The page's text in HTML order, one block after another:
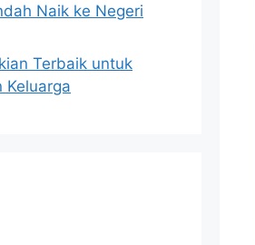
Naik ke Negeri
Terbaik untuk
Keluarga